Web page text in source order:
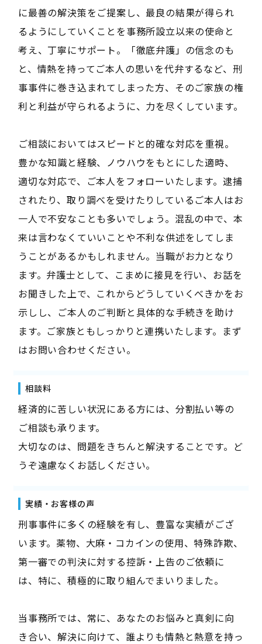
に最善の解決策をご提案し、最良の結果が得られ
るようにしていくことを事務所設立以来の使命と
考え、丁寧にサポート。「徹底弁護」の信念のも
と、情熱を持ってご本人の思いを代弁するなど、刑
事事件に巻き込まれてしまった方、そのご家族の権
利と利益が守られるように、力を尽くしています。
ご相談においてはスピードと的確な対応を重視。
豊かな知識と経験、ノウハウをもとにした適時、
適切な対応で、ご本人をフォローいたします。逮捕
されたり、取り調べを受けたりしているご本人はお
一人で不安なことも多いでしょう。混乱の中で、本
来は言わなくていいことや不利な供述をしてしま
うことがあるかもしれません。当職がお力となり
ます。弁護士として、こまめに接見を行い、お話を
お聞きした上で、これからどうしていくべきかをお
示しし、ご本人のご判断と具体的な手続きを助け
ます。ご家族ともしっかりと連携いたします。まず
はお問い合わせください。
相談料
経済的に苦しい状況にある方には、分割払い等の
ご相談も承ります。
大切なのは、問題をきちんと解決することです。ど
うぞ遠慮なくお話しください。
実績・お客様の声
刑事事件に多くの経験を有し、豊富な実績がござ
います。薬物、大麻・コカインの使用、特殊詐欺、
第一審での判決に対する控訴・上告のご依頼に
は、特に、積極的に取り組んでまいりました。
当事務所では、常に、あなたのお悩みと真剣に向
き合い、解決に向けて、誰よりも情熱と熱意を持っ